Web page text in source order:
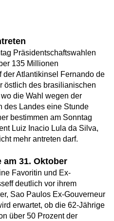
Präsidentschaftswahlen
135 Millionen
der Atlantikinsel Fernando de
östlich des brasilianischen
die Wahl wegen der
des Landes eine Stunde
bestimmen am Sonntag
Luiz Inacio Lula da Silva,
mehr antreten darf.
am 31. Oktober
Favoritin und Ex-
deutlich vor ihrem
Sao Paulos Ex-Gouverneur
erwartet, ob die 62-Jährige
über 50 Prozent der